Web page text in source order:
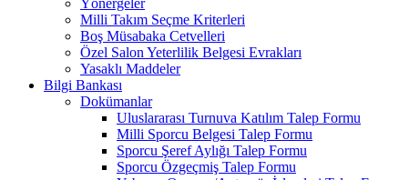
Yönergeler
Milli Takım Seçme Kriterleri
Boş Müsabaka Cetvelleri
Özel Salon Yeterlilik Belgesi Evrakları
Yasaklı Maddeler
Bilgi Bankası
Dokümanlar
Uluslararası Turnuva Katılım Talep Formu
Milli Sporcu Belgesi Talep Formu
Sporcu Şeref Aylığı Talep Formu
Sporcu Özgeçmiş Talep Formu